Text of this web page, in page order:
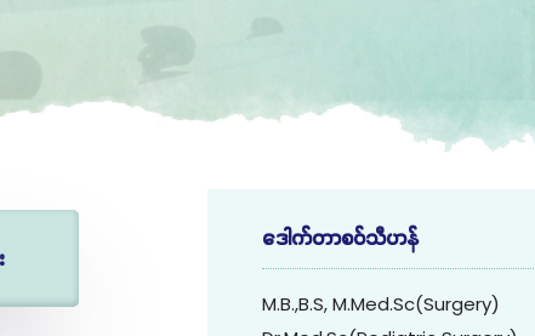
ဒေါက်တာစဝ်သီဟန်
M.B.,B.S, M.Med.Sc(Surgery)